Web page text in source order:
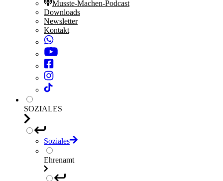
Musste-Machen-Podcast
Downloads
Newsletter
Kontakt
SOZIALES
Soziales
Ehrenamt